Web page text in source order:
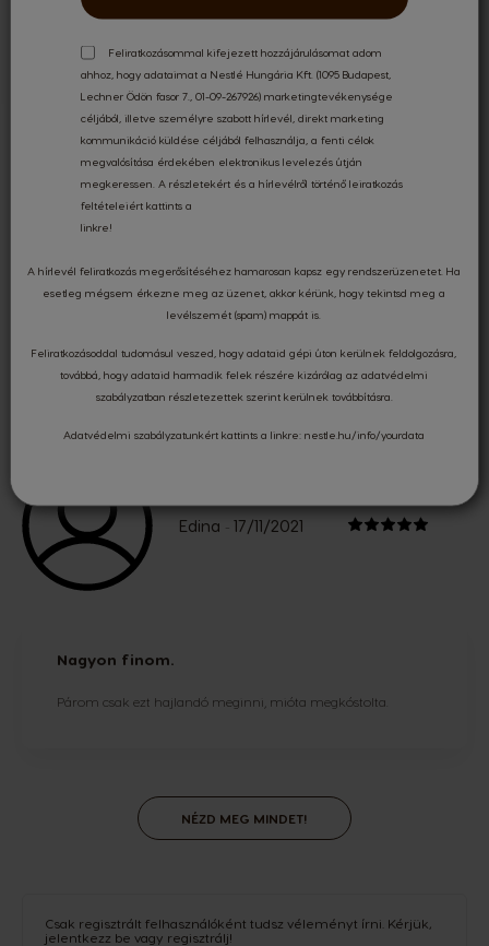
Feliratkozásommal kifejezett hozzájárulásomat adom
ahhoz, hogy adataimat a Nestlé Hungária Kft. (1095 Budapest,
Lechner Ödön fasor 7., 01-09-267926) marketingtevékenysége
céljából, illetve személyre szabott hírlevél, direkt marketing
kommunikáció küldése céljából felhasználja, a fenti célok
megvalósítása érdekében elektronikus levelezés útján
megkeressen. A részletekért és a hírlevélről történő leiratkozás
feltételeiért kattints a
linkre!
A hírlevél feliratkozás megerősítéséhez hamarosan kapsz egy rendszerüzenetet. Ha
esetleg mégsem érkezne meg az üzenet, akkor kérünk, hogy tekintsd meg a
levélszemét (spam) mappát is.
Feliratkozásoddal tudomásul veszed, hogy adataid gépi úton kerülnek feldolgozásra,
továbbá, hogy adataid harmadik felek részére kizárólag azadatvédelmi
szabályzatban részletezettek szerint kerülnek továbbításra.
Adatvédelmi szabályzatunkért kattints a linkre:nestle.hu/info/yourdata
Értékelések és vélemények
5.00
Értékelte 3 felhasználó
Edina - 17/11/2021
Nagyon finom.
Párom csak ezt hajlandó meginni, mióta megkóstolta.
NÉZD MEG MINDET!
Csak regisztrált felhasználóként tudsz véleményt írni. Kérjük,
jelentkezz be vagy regisztrálj!